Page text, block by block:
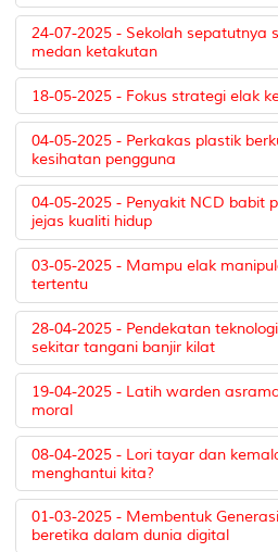
24-07-2025 - Sekolah sepatutnya
medan ketakutan
18-05-2025 - Fokus strategi elak
04-05-2025 - Perkakas plastik
kesihatan pengguna
04-05-2025 - Penyakit NCD babit
jejas kualiti hidup
03-05-2025 - Mampu elak
tertentu
28-04-2025 - Pendekatan
sekitar tangani banjir kilat
19-04-2025 - Latih warden
moral
08-04-2025 - Lori tayar dan
menghantui kita?
01-03-2025 - Membentuk
beretika dalam dunia digital